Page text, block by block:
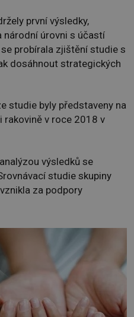
první výsledky,
národní úrovni s účastí
probírala zjištění studie s
dosáhnout strategických
studie byly představeny na
rakovině v roce 2018 v
výsledků se
studie skupiny
za podpory